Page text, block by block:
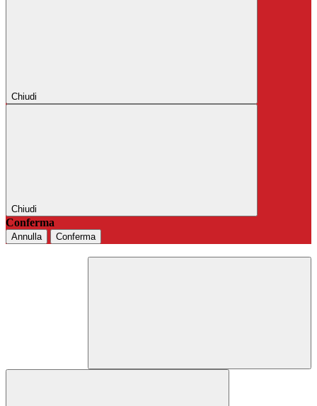
Chiudi
Chiudi
Conferma
Annulla Conferma